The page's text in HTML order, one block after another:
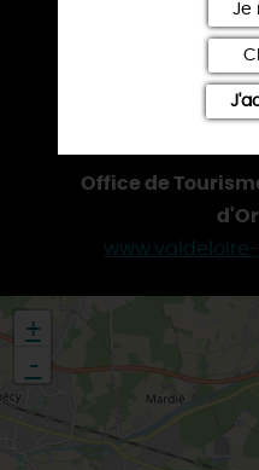
02
Office de
+
-
Je